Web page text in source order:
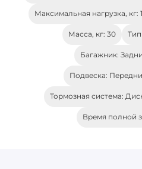
Максимальная нагрузка, кг:
Масса, кг: 30
Багажник:
Подвеска:
Тормозная система:
Время полной